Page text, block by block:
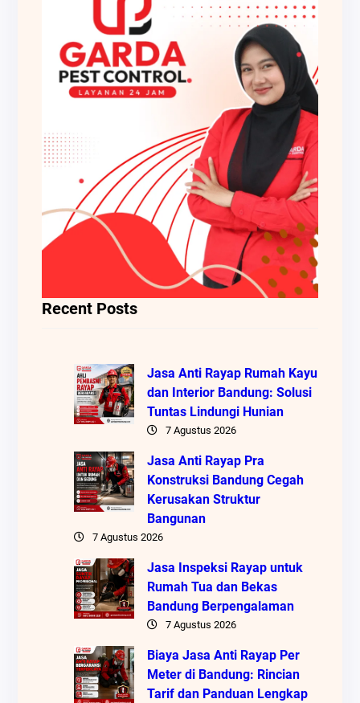
Recent Posts
Jasa Anti Rayap Rumah Kayu
dan Interior Bandung: Solusi
Tuntas Lindungi Hunian
7 Agustus 2026
Jasa Anti Rayap Pra
Konstruksi Bandung Cegah
Kerusakan Struktur
Bangunan
7 Agustus 2026
Jasa Inspeksi Rayap untuk
Rumah Tua dan Bekas
Bandung Berpengalaman
7 Agustus 2026
Biaya Jasa Anti Rayap Per
Meter di Bandung: Rincian
Tarif dan Panduan Lengkap